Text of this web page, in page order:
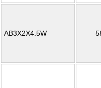
AB3X2X4.5W